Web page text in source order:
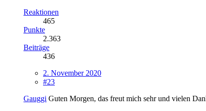
Reaktionen
465
Punkte
2.363
Beiträge
436
2. November 2020
#23
Gauggi Guten Morgen, das freut mich sehr und vielen